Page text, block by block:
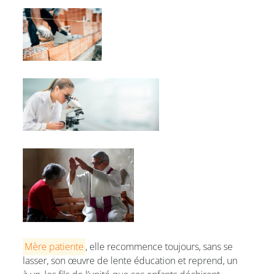
Mère patiente , elle recommence toujours, sans se
lasser, son œuvre de lente éducation et reprend, un